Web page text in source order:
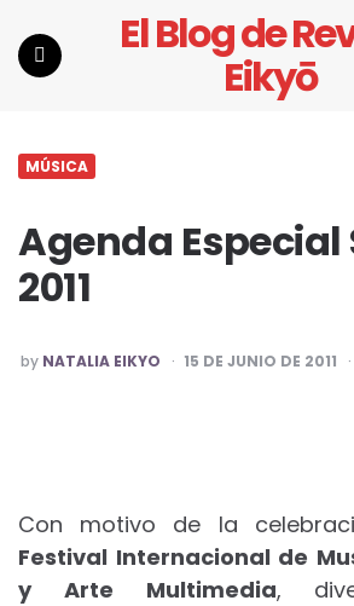
El Blog de
Eikyō
MÚSICA
Agenda Especial
2011
POSTED
BY
by NATALIA EIKYO 15 DE JUNIO DE 2011
Con motivo de la
Festival Internacional de
y Arte Multimedia,